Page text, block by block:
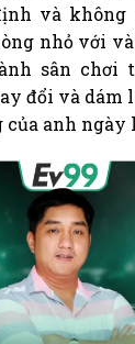
và
nhỏ với
sân chơi
đổi và dám
anh ngày